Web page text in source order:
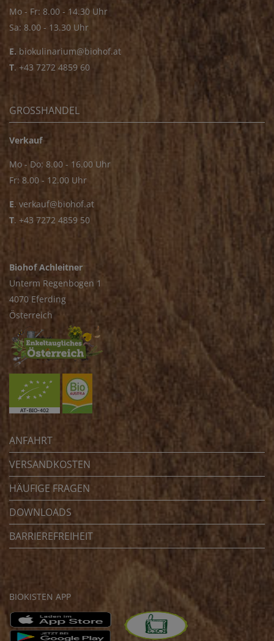
Mo - Fr: 8.00 - 14.30 Uhr
Sa: 8.00 - 13.30 Uhr
E. biokulinarium@biohof.at
T. +43 7272 4859 60
GROSSHANDEL
Verkauf
Mo - Do: 8.00 - 16.00 Uhr
Fr: 8.00 - 12.00 Uhr
E. verkauf@biohof.at
T. +43 7272 4859 50
Biohof Achleitner
Unterm Regenbogen 1
4070 Eferding
Österreich
ANFAHRT
VERSANDKOSTEN
HÄUFIGE FRAGEN
DOWNLOADS
BARRIEREFREIHEIT
BIOKISTEN APP